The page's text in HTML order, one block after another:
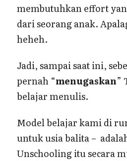
membutuhkan effort
dari seorang anak.
heheh.
Jadi, sampai saat ini,
pernah “menugaskan”
belajar menulis.
Model belajar kami di
untuk usia balita –
Unschooling itu secara